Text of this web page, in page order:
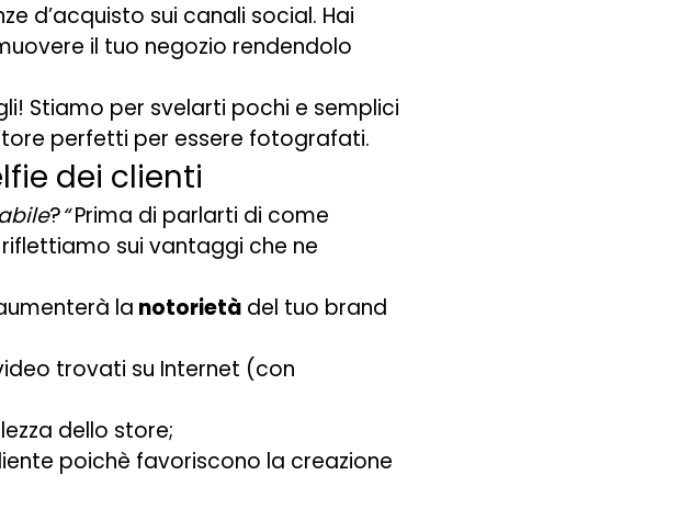
d’acquisto sui canali social. Hai
il tuo negozio rendendolo
Stiamo per svelarti pochi e semplici
perfetti per essere fotografati.
dei clienti
?“Prima di parlarti di come
sui vantaggi che ne
la notorietà del tuo brand
trovati su Internet (con
dello store;
poichè favoriscono la creazione